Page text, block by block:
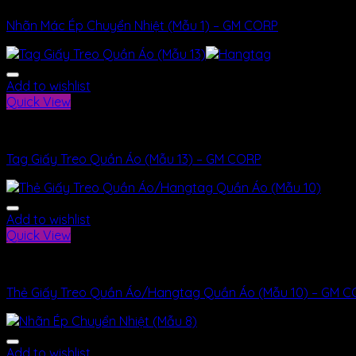
Nhãn Mác Ép Chuyển Nhiệt (Mẫu 1) – GM CORP
Add to wishlist
Quick View
Tag Giấy Treo Quần Áo (Mẫu 13) – GM CORP
Add to wishlist
Quick View
Thẻ Giấy Treo Quần Áo/Hangtag Quần Áo (Mẫu 10) – GM